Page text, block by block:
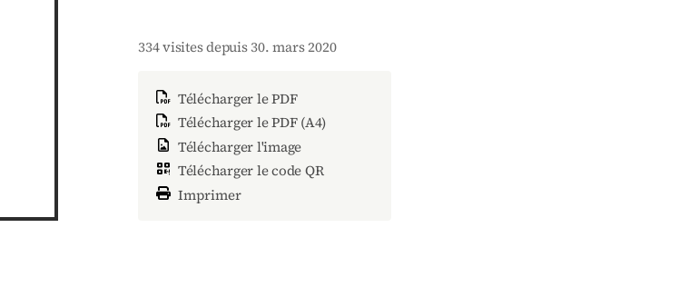
334 visites depuis 30. mars 2020
Télécharger le PDF
Télécharger le PDF (A4)
Télécharger l'image
Télécharger le code QR
Imprimer